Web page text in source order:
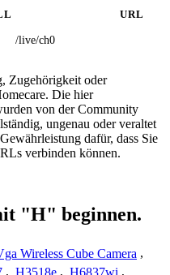
URL
/live/ch0
Zugehörigkeit oder
Die hier
von der Community
ungenau oder veraltet
dafür, dass Sie
verbinden können.
"H" beginnen.
Wireless Cube Camera ,
, H3518e , H6837wi ,